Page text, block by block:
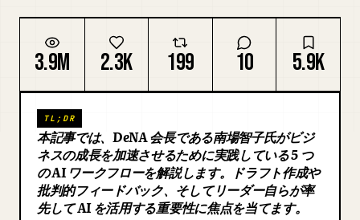
プロンプト
料金
ダウンロード
ブログ
3.9M 2.3K 199 10 5.9K
TL;DR
本記事では、DeNA 会長である南場智子氏がビジ
ネスの成長を加速させるために実践している 5 つ
の AI ワークフローを解説します。ドラフト作成や
批判的フィードバック、そしてリーダー自らが率
先して AI を活用する重要性に焦点を当てます。